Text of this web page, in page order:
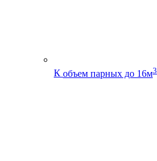
К объем парных до 16м3